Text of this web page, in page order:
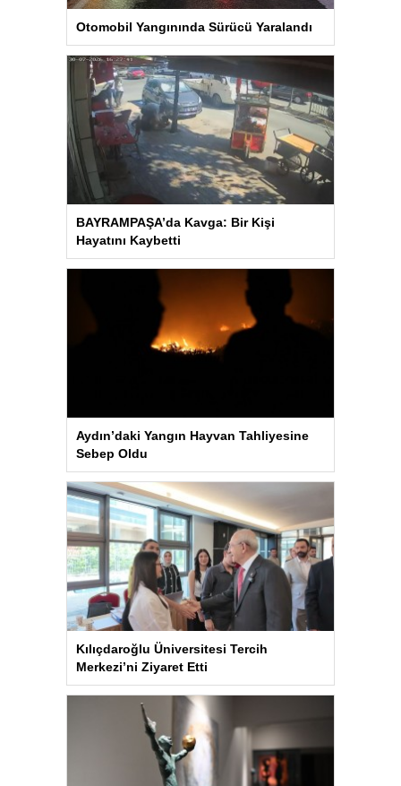
Otomobil Yangınında Sürücü Yaralandı
BAYRAMPAŞA’da Kavga: Bir Kişi
Hayatını Kaybetti
Aydın’daki Yangın Hayvan Tahliyesine
Sebep Oldu
Kılıçdaroğlu Üniversitesi Tercih
Merkezi’ni Ziyaret Etti